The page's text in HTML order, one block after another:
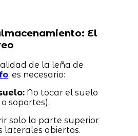
El
de la leña de
, es necesario:
No tocar el suelo
soportes).
solo la parte superior
laterales abiertos.